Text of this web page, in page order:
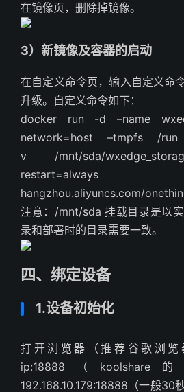
在镜像页，删除掉镜像。
3）新镜像及容器的启动
在自定义命令页，输入自定义命
升级。自定义命令如下：
docker run -d –name
network=host –tmpfs /
v /mnt/sda/
restart=always
hangzhou.aliyuncs.com/
注意：/mnt/sda 挂载目录是以
录和部署时的目录需要一致。
四、绑定设备
1.设备初始化
打开浏览器（推荐谷歌浏览
ip:18888（
192.168.10.179:18888（一般30